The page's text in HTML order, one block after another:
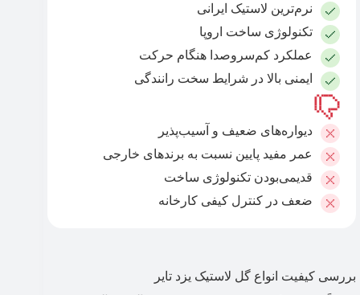
نرم‌ترین لاستیک ایرانی
تکنولوژی ساخت اروپا
عملکرد کم‌سروصدا هنگام حرکت
ایمنی بالا در شرایط سخت رانندگی
دیواره‌های ضعیف و آسیب‌پذیر
عمر مفید پایین نسبت به برندهای خارجی
قدیمی‌بودن تکنولوژی ساخت
ضعف در کنترل کیفی کارخانه
بررسی کیفیت انواع گل لاستیک یزد تایر